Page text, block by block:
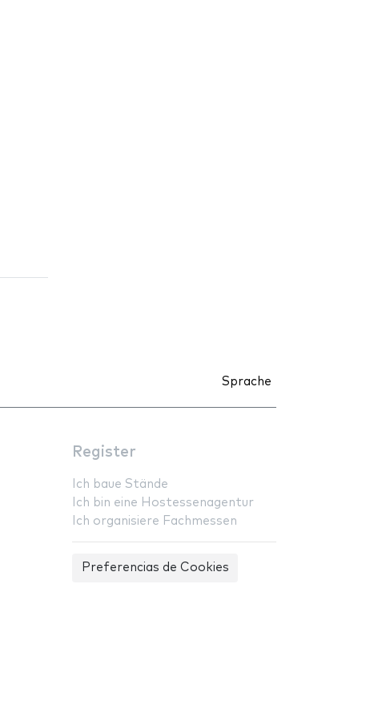
Sprache
Register
Ich baue Stände
Ich bin eine Hostessenagentur
Ich organisiere Fachmessen
Preferencias de Cookies